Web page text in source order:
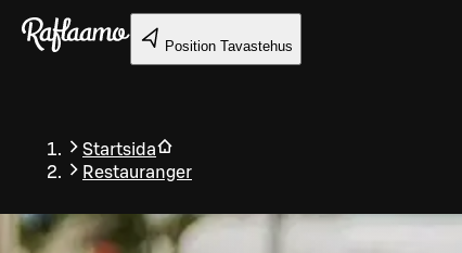
Gå till huvudinnehållet
Position Tavastehus
Startsida
Restauranger